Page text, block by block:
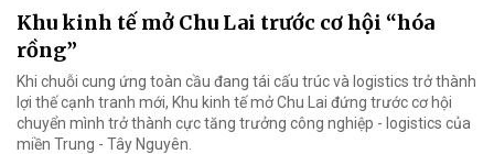
Khu kinh tế mở Chu Lai trước cơ hội “hóa
rồng”
Khi chuỗi cung ứng toàn cầu đang tái cấu trúc và logistics trở thành
lợi thế cạnh tranh mới, Khu kinh tế mở Chu Lai đứng trước cơ hội
chuyển mình trở thành cực tăng trưởng công nghiệp - logistics của
miền Trung - Tây Nguyên.